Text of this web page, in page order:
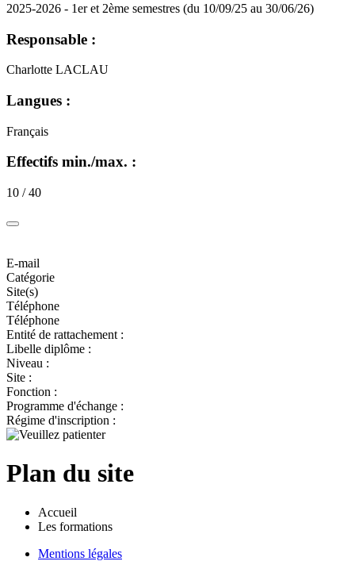
2025-2026 - 1er et 2ème semestres (du 10/09/25 au 30/06/26)
Responsable :
Charlotte LACLAU
Langues :
Français
Effectifs min./max. :
10 / 40
E-mail
Catégorie
Site(s)
Téléphone
Téléphone
Entité de rattachement :
Libelle diplôme :
Niveau :
Site :
Fonction :
Programme d'échange :
Régime d'inscription :
Plan du site
Accueil
Les formations
Mentions légales